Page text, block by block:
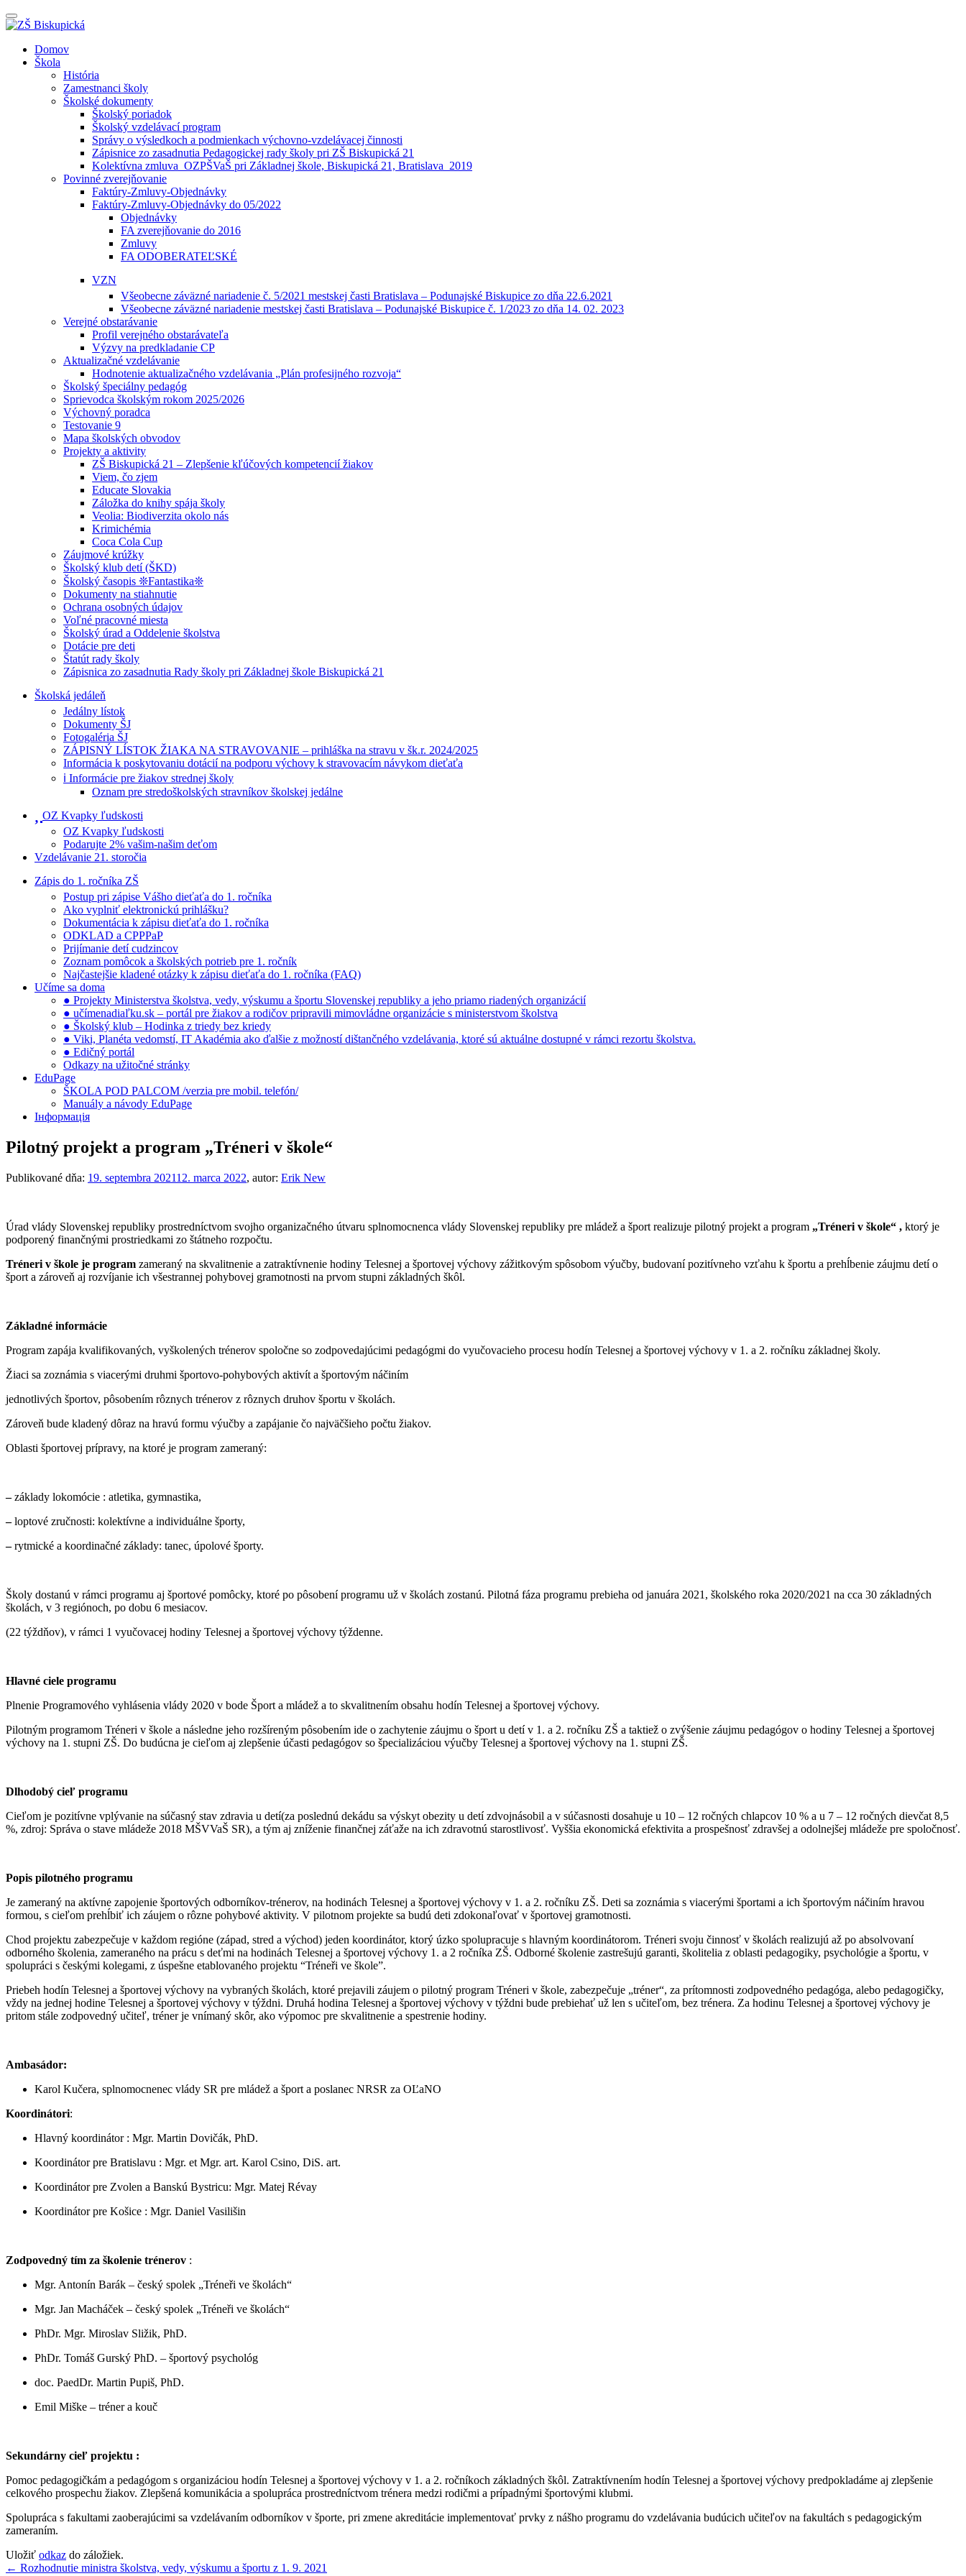
Prepínateľná
navigácia
Prejsť
Domov
Škola
História
Zamestnanci školy
Školské dokumenty
Školský poriadok
Školský vzdelávací program
Správy o výsledkoch a podmienkach výchovno-vzdelávacej činnosti
Zápisnice zo zasadnutia Pedagogickej rady školy pri ZŠ Biskupická 21
Kolektívna zmluva_OZPŠVaŠ pri Základnej škole, Biskupická 21, Bratislava_2019
Povinné zverejňovanie
Faktúry-Zmluvy-Objednávky
Faktúry-Zmluvy-Objednávky do 05/2022
Objednávky
FA zverejňovanie do 2016
Zmluvy
FA ODOBERATEĽSKÉ
VZN
Všeobecne záväzné nariadenie č. 5/2021 mestskej časti Bratislava – Podunajské Biskupice zo dňa 22.6.2021
Všeobecne záväzné nariadenie mestskej časti Bratislava – Podunajské Biskupice č. 1/2023 zo dňa 14. 02. 2023
Verejné obstarávanie
Profil verejného obstarávateľa
Výzvy na predkladanie CP
Aktualizačné vzdelávanie
Hodnotenie aktualizačného vzdelávania „Plán profesijného rozvoja“
Školský špeciálny pedagóg
Sprievodca školským rokom 2025/2026
Výchovný poradca
Testovanie 9
Mapa školských obvodov
Projekty a aktivity
ZŠ Biskupická 21 – Zlepšenie kľúčových kompetencií žiakov
Viem, čo zjem
Educate Slovakia
Záložka do knihy spája školy
Veolia: Biodiverzita okolo nás
Krimichémia
Coca Cola Cup
Záujmové krúžky
Školský klub detí (ŠKD)
Školský časopis ❊Fantastika❊
Dokumenty na stiahnutie
Ochrana osobných údajov
Voľné pracovné miesta
Školský úrad a Oddelenie školstva
Dotácie pre deti
Štatút rady školy
Zápisnica zo zasadnutia Rady školy pri Základnej škole Biskupická 21
Školská jedáleň
Jedálny lístok
Dokumenty ŠJ
Fotogaléria ŠJ
ZÁPISNÝ LÍSTOK ŽIAKA NA STRAVOVANIE – prihláška na stravu v šk.r. 2024/2025
Informácia k poskytovaniu dotácií na podporu výchovy k stravovacím návykom dieťaťa
ℹ️ Informácie pre žiakov strednej školy
Oznam pre stredoškolských stravníkov školskej jedálne
OZ Kvapky ľudskosti
OZ Kvapky ľudskosti
Podarujte 2% vašim-našim deťom
Vzdelávanie 21. storočia
Zápis do 1. ročníka ZŠ
Postup pri zápise Vášho dieťaťa do 1. ročníka
Ako vyplniť elektronickú prihlášku?
Dokumentácia k zápisu dieťaťa do 1. ročníka
ODKLAD a CPPPaP
Prijímanie detí cudzincov
Zoznam pomôcok a školských potrieb pre 1. ročník
Najčastejšie kladené otázky k zápisu dieťaťa do 1. ročníka (FAQ)
Učíme sa doma
● Projekty Ministerstva školstva, vedy, výskumu a športu Slovenskej republiky a jeho priamo riadených organizácií
● učímenadiaľku.sk – portál pre žiakov a rodičov pripravili mimovládne organizácie s ministerstvom školstva
● Školský klub – Hodinka z triedy bez kriedy
● Viki, Planéta vedomstí, IT Akadémia ako ďalšie z možností dištančného vzdelávania, ktoré sú aktuálne dostupné v rámci rezortu školstva.
● Edičný portál
Odkazy na užitočné stránky
EduPage
ŠKOLA POD PALCOM /verzia pre mobil. telefón/
Manuály a návody EduPage
Інформація
Pilotný projekt a program „Tréneri v škole“
Publikované dňa: 19. septembra 202112. marca 2022, autor: Erik New
Úrad vlády Slovenskej republiky prostredníctvom svojho organizačného útvaru splnomocnenca vlády Slovenskej republiky pre mládež a šport realizuje pilotný projekt a program „Tréneri v škole“ , ktorý je
podporený finančnými prostriedkami zo štátneho rozpočtu.
Tréneri v škole je program zameraný na skvalitnenie a zatraktívnenie hodiny Telesnej a športovej výchovy zážitkovým spôsobom výučby, budovaní pozitívneho vzťahu k športu a prehĺbenie záujmu detí o
šport a zároveň aj rozvíjanie ich všestrannej pohybovej gramotnosti na prvom stupni základných škôl.
Základné informácie
Program zapája kvalifikovaných, vyškolených trénerov spoločne so zodpovedajúcimi pedagógmi do vyučovacieho procesu hodín Telesnej a športovej výchovy v 1. a 2. ročníku základnej školy.
Žiaci sa zoznámia s viacerými druhmi športovo-pohybových aktivít a športovým náčiním
jednotlivých športov, pôsobením rôznych trénerov z rôznych druhov športu v školách.
Zároveň bude kladený dôraz na hravú formu výučby a zapájanie čo najväčšieho počtu žiakov.
Oblasti športovej prípravy, na ktoré je program zameraný:
–základy lokomócie : atletika, gymnastika,
–loptové zručnosti: kolektívne a individuálne športy,
–rytmické a koordinačné základy: tanec, úpolové športy.
Školy dostanú v rámci programu aj športové pomôcky, ktoré po pôsobení programu už v školách zostanú. Pilotná fáza programu prebieha od januára 2021, školského roka 2020/2021 na cca 30 základných
školách, v 3 regiónoch, po dobu 6 mesiacov.
(22 týždňov), v rámci 1 vyučovacej hodiny Telesnej a športovej výchovy týždenne.
Hlavné ciele programu
Plnenie Programového vyhlásenia vlády 2020 v bode Šport a mládež a to skvalitnením obsahu hodín Telesnej a športovej výchovy.
Pilotným programom Tréneri v škole a následne jeho rozšíreným pôsobením ide o zachytenie záujmu o šport u detí v 1. a 2. ročníku ZŠ a taktiež o zvýšenie záujmu pedagógov o hodiny Telesnej a športovej
výchovy na 1. stupni ZŠ. Do budúcna je cieľom aj zlepšenie účasti pedagógov so špecializáciou výučby Telesnej a športovej výchovy na 1. stupni ZŠ.
Dlhodobý cieľ programu
Cieľom je pozitívne vplývanie na súčasný stav zdravia u detí(za poslednú dekádu sa výskyt obezity u detí zdvojnásobil a v súčasnosti dosahuje u 10 – 12 ročných chlapcov 10 % a u 7 – 12 ročných dievčat 8,5
%, zdroj: Správa o stave mládeže 2018 MŠVVaŠ SR), a tým aj zníženie finančnej záťaže na ich zdravotnú starostlivosť. Vyššia ekonomická efektivita a prospešnosť zdravšej a odolnejšej mládeže pre spoločnosť.
Popis pilotného programu
Je zameraný na aktívne zapojenie športových odborníkov-trénerov, na hodinách Telesnej a športovej výchovy v 1. a 2. ročníku ZŠ. Deti sa zoznámia s viacerými športami a ich športovým náčiním hravou
formou, s cieľom prehĺbiť ich záujem o rôzne pohybové aktivity. V pilotnom projekte sa budú deti zdokonaľovať v športovej gramotnosti.
Chod projektu zabezpečuje v každom regióne (západ, stred a východ) jeden koordinátor, ktorý úzko spolupracuje s hlavným koordinátorom. Tréneri svoju činnosť v školách realizujú až po absolvovaní
odborného školenia, zameraného na prácu s deťmi na hodinách Telesnej a športovej výchovy 1. a 2 ročníka ZŠ. Odborné školenie zastrešujú garanti, školitelia z oblasti pedagogiky, psychológie a športu, v
spolupráci s českými kolegami, z úspešne etablovaného projektu “Tréneři ve škole”.
Priebeh hodín Telesnej a športovej výchovy na vybraných školách, ktoré prejavili záujem o pilotný program Tréneri v škole, zabezpečuje „tréner“, za prítomnosti zodpovedného pedagóga, alebo pedagogičky,
vždy na jednej hodine Telesnej a športovej výchovy v týždni. Druhá hodina Telesnej a športovej výchovy v týždni bude prebiehať už len s učiteľom, bez trénera. Za hodinu Telesnej a športovej výchovy je
pritom stále zodpovedný učiteľ, tréner je vnímaný skôr, ako výpomoc pre skvalitnenie a spestrenie hodiny.
Ambasádor:
Karol Kučera, splnomocnenec vlády SR pre mládež a šport a poslanec NRSR za OĽaNO
Koordinátori:
Hlavný koordinátor : Mgr. Martin Dovičák, PhD.
Koordinátor pre Bratislavu : Mgr. et Mgr. art. Karol Csino, DiS. art.
Koordinátor pre Zvolen a Banskú Bystricu: Mgr. Matej Révay
Koordinátor pre Košice : Mgr. Daniel Vasilišin
Zodpovedný tím za školenie trénerov :
Mgr. Antonín Barák – český spolek „Tréneři ve školách“
Mgr. Jan Macháček – český spolek „Tréneři ve školách“
PhDr. Mgr. Miroslav Sližik, PhD.
PhDr. Tomáš Gurský PhD. – športový psychológ
doc. PaedDr. Martin Pupiš, PhD.
Emil Miške – tréner a kouč
Sekundárny cieľ projektu :
Pomoc pedagogičkám a pedagógom s organizáciou hodín Telesnej a športovej výchovy v 1. a 2. ročníkoch základných škôl. Zatraktívnením hodín Telesnej a športovej výchovy predpokladáme aj zlepšenie
celkového prospechu žiakov. Zlepšená komunikácia a spolupráca prostredníctvom trénera medzi rodičmi a prípadnými športovými klubmi.
Spolupráca s fakultami zaoberajúcimi sa vzdelávaním odborníkov v športe, pri zmene akreditácie implementovať prvky z nášho programu do vzdelávania budúcich učiteľov na fakultách s pedagogickým
zameraním.
Uložiť odkaz do záložiek.
Navigácia
← Rozhodnutie ministra školstva, vedy, výskumu a športu z 1. 9. 2021